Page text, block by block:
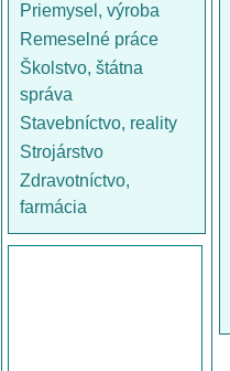
Priemysel, výroba
Remeselné práce
Školstvo, štátna
správa
Stavebníctvo, reality
Strojárstvo
Zdravotníctvo,
farmácia